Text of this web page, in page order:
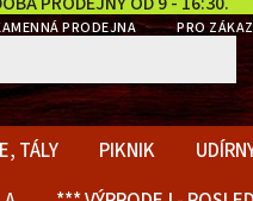
PRODEJNA PRO
TÁLY PIKNIK